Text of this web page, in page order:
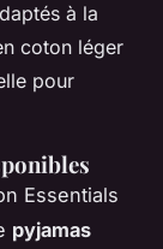
à la
coton léger
pour
Essentials
pyjamas